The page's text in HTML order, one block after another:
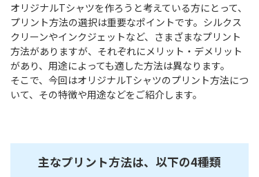
料金表
豊富な実績
ご注文から納品まで
オリジナルTシャツを作ろうと考えている方にとって、
プリント方法の選択は重要なポイントです。シルクス
クリーンやインクジェットなど、さまざまなプリント
方法がありますが、それぞれにメリット・デメリット
があり、用途によっても適した方法は異なります。
そこで、今回はオリジナルTシャツのプリント方法につ
いて、その特徴や用途などをご紹介します。
主なプリント方法は、以下の4種類